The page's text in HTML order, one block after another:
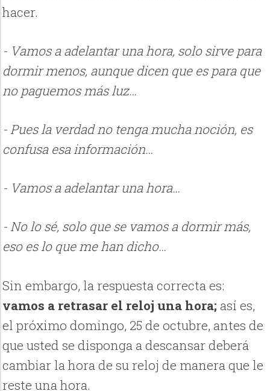
hacer.
- Vamos a adelantar una hora, solo sirve para
dormir menos, aunque dicen que es para que
no paguemos más luz…
- Pues la verdad no tenga mucha noción, es
confusa esa información…
- Vamos a adelantar una hora…
- No lo sé, solo que se vamos a dormir más,
eso es lo que me han dicho…
Sin embargo, la respuesta correcta es:
vamos a retrasar el reloj una hora; así es,
el próximo domingo, 25 de octubre, antes de
que usted se disponga a descansar deberá
cambiar la hora de su reloj de manera que le
reste una hora.